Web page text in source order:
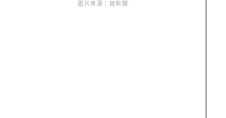
圖片來源：妞新聞